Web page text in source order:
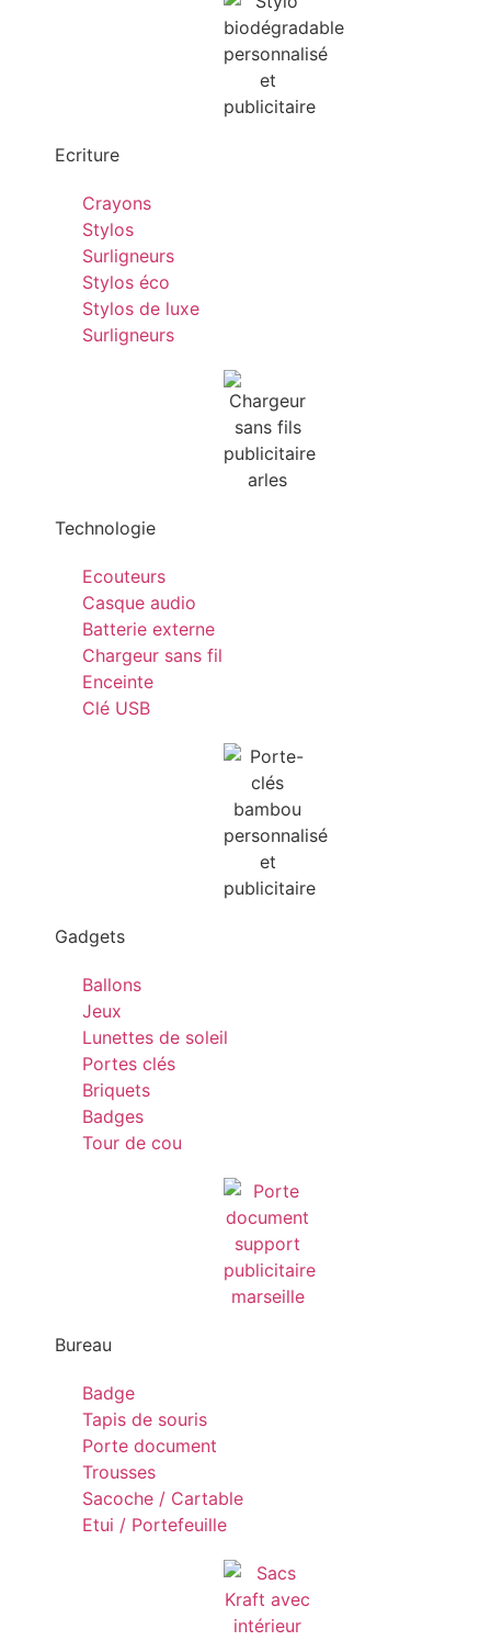
Ecriture
Crayons
Stylos
Surligneurs
Stylos éco
Stylos de luxe
Surligneurs
Technologie
Ecouteurs
Casque audio
Batterie externe
Chargeur sans fil
Enceinte
Clé USB
Gadgets
Ballons
Jeux
Lunettes de soleil
Portes clés
Briquets
Badges
Tour de cou
Bureau
Badge
Tapis de souris
Porte document
Trousses
Sacoche / Cartable
Etui / Portefeuille